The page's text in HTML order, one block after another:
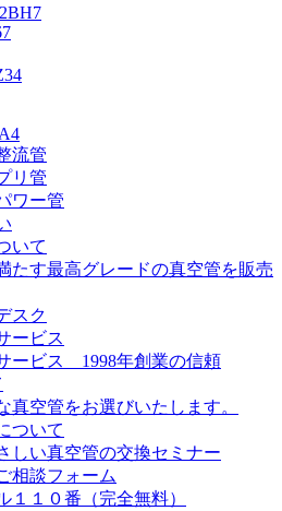
流管
リ管
ワー管
いて
たす最高グレードの真空管を販売
スク
ービス
ービス 1998年創業の信頼
真空管をお選びいたします。
ついて
しい真空管の交換セミナー
相談フォーム
１１０番（完全無料）